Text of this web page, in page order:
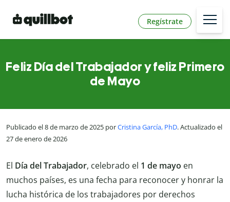
Regístrate
Feliz Día del Trabajador y feliz Primero
de Mayo
Publicado el 8 de marzo de 2025 porCristina García, PhD. Actualizado el
27 de enero de 2026
El Día del Trabajador, celebrado el 1 de mayo en
muchos países, es una fecha para reconocer y honrar la
lucha histórica de los trabajadores por derechos